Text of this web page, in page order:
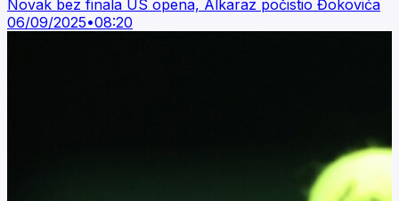
Novak bez finala US opena, Alkaraz počistio Đokovića
06/09/2025•08:20